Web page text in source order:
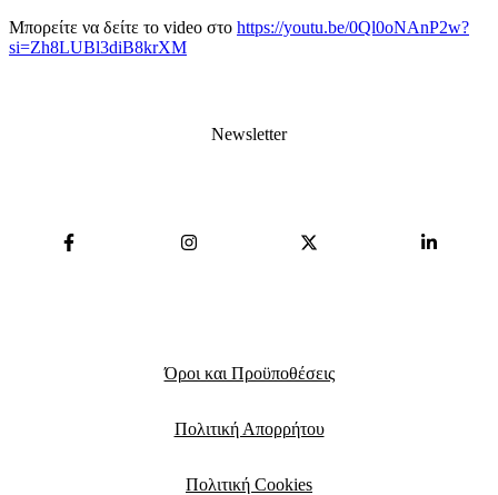
Μπορείτε να δείτε το video στο https://youtu.be/0Ql0oNAnP2w?
si=Zh8LUBl3diB8krXM
Newsletter
Όροι και Προϋποθέσεις
Πολιτική Απορρήτου
Πολιτική Cookies